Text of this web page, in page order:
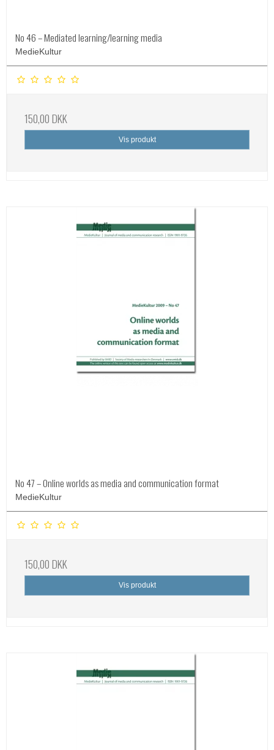
No 46 – Mediated learning/learning media
MedieKultur
150,00 DKK
Vis produkt
No 47 – Online worlds as media and communication format
MedieKultur
150,00 DKK
Vis produkt